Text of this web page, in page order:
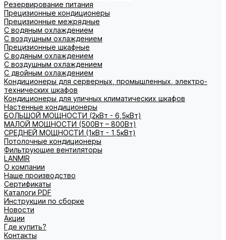
Резервирование питания
Прецизионные кондиционеры
Прецизионные межрядные
С водяным охлаждением
С воздушным охлаждением
Прецизионные шкафные
С водяным охлаждением
С воздушным охлаждением
С двойным охлаждением
Кондиционеры для серверных, промышленных, электро-
технических шкафов
Кондиционеры для уличных климатических шкафов
Настенные кондиционеры
БОЛЬШОЙ МОЩНОСТИ (2кВт - 6,5кВт)
МАЛОЙ МОЩНОСТИ (500Вт – 800Вт)
СРЕДНЕЙ МОЩНОСТИ (1кВт - 1,5кВт)
Потолочные кондиционеры
Фильтрующие вентиляторы
LANMIR
О компании
Наше производство
Сертификаты
Каталоги PDF
Инструкции по сборке
Новости
Акции
Где купить?
Контакты